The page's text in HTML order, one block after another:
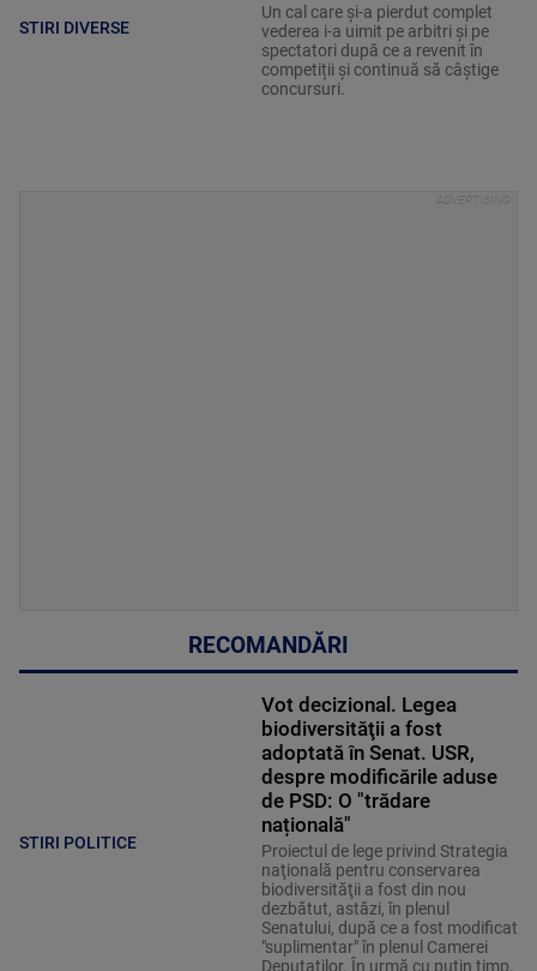
STIRI DIVERSE
Un cal care și-a pierdut complet
vederea i-a uimit pe arbitri și pe
spectatori după ce a revenit în
competiții și continuă să câștige
concursuri.
RECOMANDĂRI
STIRI POLITICE
Vot decizional. Legea
biodiversităţii a fost
adoptată în Senat. USR,
despre modificările aduse
de PSD: O "trădare
națională"
Proiectul de lege privind Strategia
naţională pentru conservarea
biodiversităţii a fost din nou
dezbătut, astăzi, în plenul
Senatului, după ce a fost modificat
"suplimentar" în plenul Camerei
Deputaţilor. În urmă cu puțin timp,